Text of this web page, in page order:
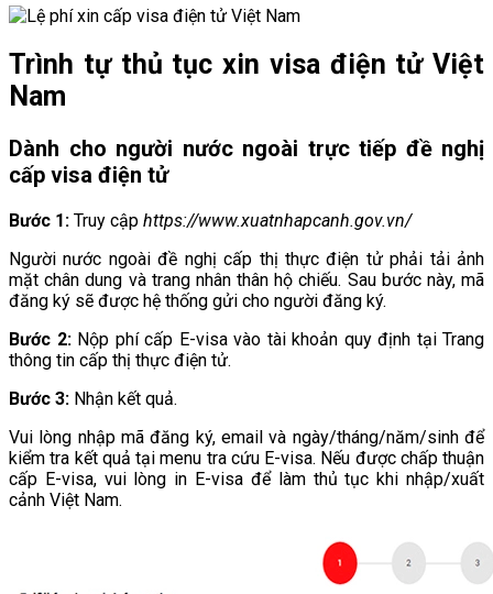
Trình tự thủ tục xin visa điện tử Việt
Nam
Dành cho người nước ngoài trực tiếp đề nghị
cấp visa điện tử
Bước 1: Truy cập https://www.xuatnhapcanh.gov.vn/
Người nước ngoài đề nghị cấp thị thực điện tử phải tải ảnh
mặt chân dung và trang nhân thân hộ chiếu. Sau bước này, mã
đăng ký sẽ được hệ thống gửi cho người đăng ký.
Bước 2: Nộp phí cấp E-visa vào tài khoản quy định tại Trang
thông tin cấp thị thực điện tử.
Bước 3: Nhận kết quả.
Vui lòng nhập mã đăng ký, email và ngày/tháng/năm/sinh để
kiểm tra kết quả tại menu tra cứu E-visa. Nếu được chấp thuận
cấp E-visa, vui lòng in E-visa để làm thủ tục khi nhập/xuất
cảnh Việt Nam.